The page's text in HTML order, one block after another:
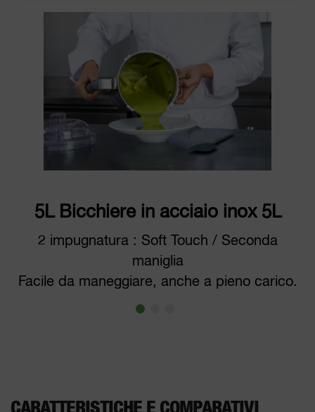
5L Bicchiere in acciaio inox 5L
2 impugnatura : Soft Touch / Seconda
maniglia
Facile da maneggiare, anche a pieno carico.